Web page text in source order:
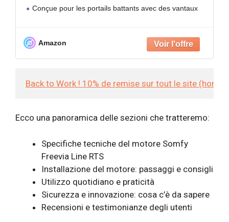
Conçue pour les portails battants avec des vantaux
Amazon
Back to Work ! 10% de remise sur tout le site (hors
Ecco una panoramica delle sezioni che tratteremo:
Specifiche tecniche del motore Somfy
Freevia Line RTS
Installazione del motore: passaggi e consigli
Utilizzo quotidiano e praticità
Sicurezza e innovazione: cosa c’è da sapere
Recensioni e testimonianze degli utenti